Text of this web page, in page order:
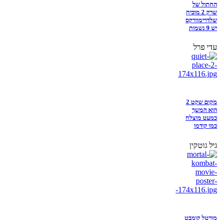
החתול של
שרק 2 מוכיח
שלדרימוורקס
יש 9 נשמות
עדי פרל
מקום שקט 2
הוא המשך
כמעט מוצלח
כמו קודמו
גיל גוטקין
מורטל קומבט